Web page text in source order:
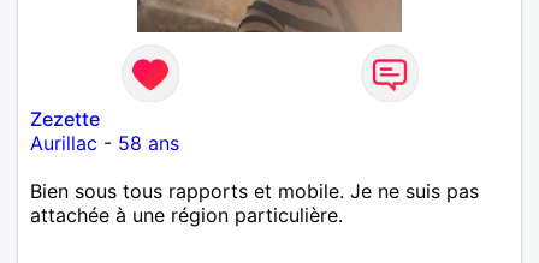
Zezette
Aurillac - 58 ans
Bien sous tous rapports et mobile. Je ne suis pas
attachée à une région particulière.